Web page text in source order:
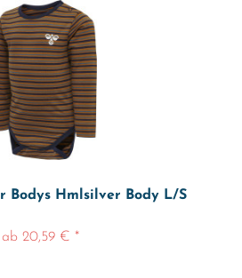
Bodys Hmlsilver Body L/S
ab 20,59 € *